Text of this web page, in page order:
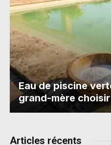
Eau de piscine
grand-mère choisir
Articles récents